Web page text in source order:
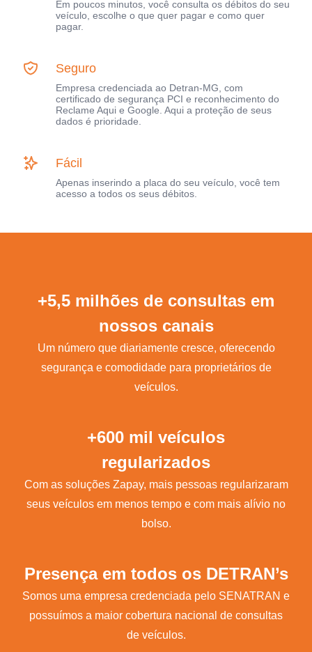
Em poucos minutos, você consulta os débitos do seu
veículo, escolhe o que quer pagar e como quer
pagar.
Seguro
Empresa credenciada ao Detran-MG, com
certificado de segurança PCI e reconhecimento do
Reclame Aqui e Google. Aqui a proteção de seus
dados é prioridade.
Fácil
Apenas inserindo a placa do seu veículo, você tem
acesso a todos os seus débitos.
+5,5 milhões de consultas em
nossos canais
Um número que diariamente cresce, oferecendo
segurança e comodidade para proprietários de
veículos.
+600 mil veículos
regularizados
Com as soluções Zapay, mais pessoas regularizaram
seus veículos em menos tempo e com mais alívio no
bolso.
Presença em todos os DETRAN’s
Somos uma empresa credenciada pelo SENATRAN e
possuímos a maior cobertura nacional de consultas
de veículos.